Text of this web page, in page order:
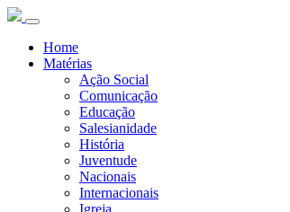
Home
Matérias
Ação Social
Comunicação
Educação
Salesianidade
História
Juventude
Nacionais
Internacionais
Igreja